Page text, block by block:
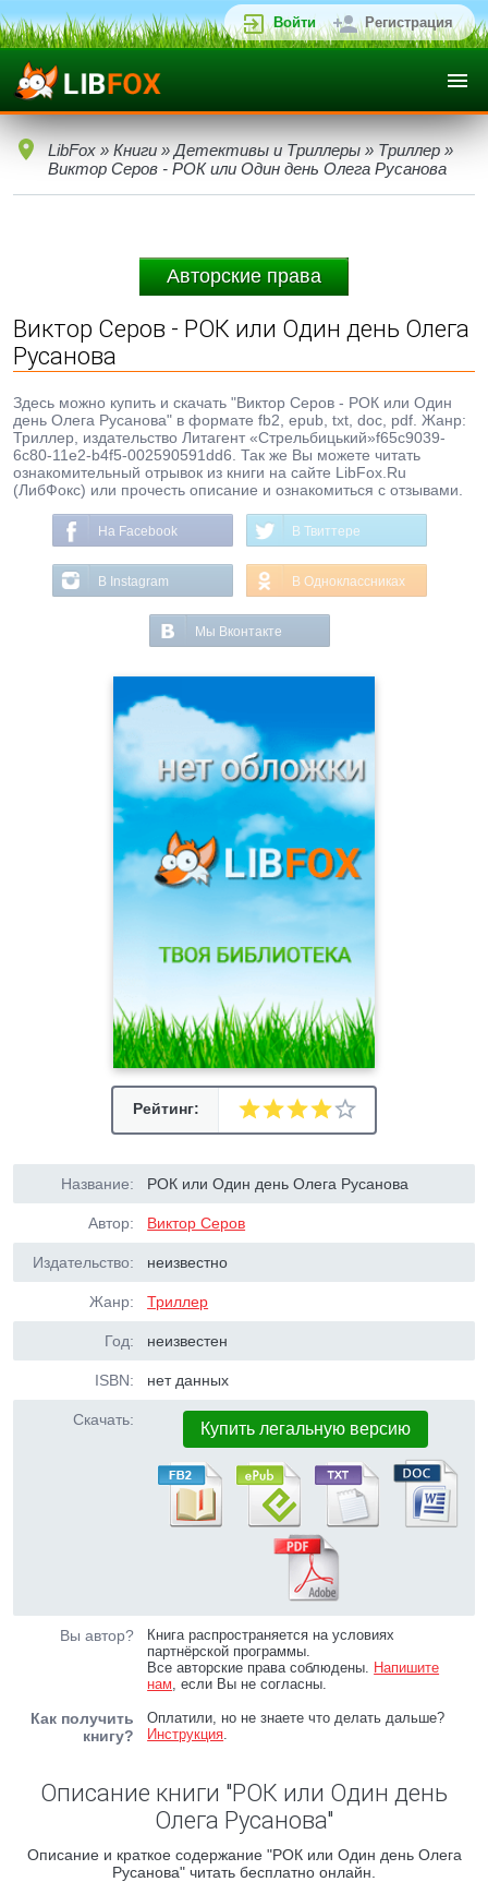
Войти Регистрация
LibFox » Книги » Детективы и Триллеры » Триллер »
Виктор Серов - РОК или Один день Олега Русанова
Авторские права
Виктор Серов - РОК или Один день Олега
Русанова
Здесь можно купить и скачать "Виктор Серов - РОК или Один
день Олега Русанова" в формате fb2, epub, txt, doc, pdf. Жанр:
Триллер, издательство Литагент «Стрельбицький»f65c9039-
6c80-11e2-b4f5-002590591dd6. Так же Вы можете читать
ознакомительный отрывок из книги на сайте LibFox.Ru
(ЛибФокс) или прочесть описание и ознакомиться с отзывами.
На Facebook В Твиттере
В Instagram В Одноклассниках
Мы Вконтакте
Рейтинг:
Название: РОК или Один день Олега Русанова
Автор: Виктор Серов
Издательство: неизвестно
Жанр: Триллер
Год: неизвестен
ISBN: нет данных
Скачать: Купить легальную версию
Вы автор?
Книга распространяется на условиях
партнёрской программы.
Все авторские права соблюдены. Напишите
нам, если Вы не согласны.
Как получить
книгу?
Оплатили, но не знаете что делать дальше?
Инструкция.
Описание книги "РОК или Один день
Олега Русанова"
Описание и краткое содержание "РОК или Один день Олега
Русанова" читать бесплатно онлайн.